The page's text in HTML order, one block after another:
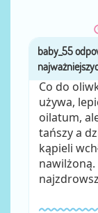
Co do
używa,
oilatum,
tańszy a
kąpieli